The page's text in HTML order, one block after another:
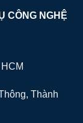
CÔNG NGHỆ
Thành